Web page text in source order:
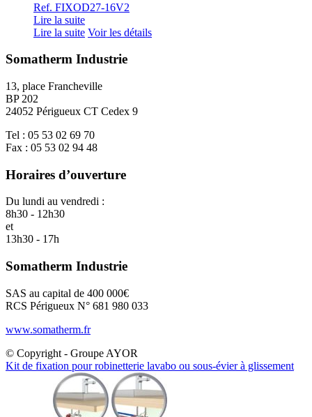
Ref. FIXOD27-16V2
Lire la suite
Lire la suite Voir les détails
Somatherm Industrie
13, place Francheville
BP 202
24052 Périgueux CT Cedex 9
Tel : 05 53 02 69 70
Fax : 05 53 02 94 48
Horaires d’ouverture
Du lundi au vendredi :
8h30 - 12h30
et
13h30 - 17h
Somatherm Industrie
SAS au capital de 400 000€
RCS Périgueux N° 681 980 033
www.somatherm.fr
© Copyright - Groupe AYOR
Kit de fixation pour robinetterie lavabo ou sous-évier à glissement